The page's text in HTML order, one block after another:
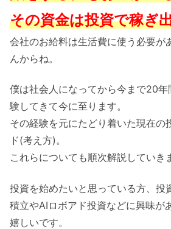
その資金は投資で稼ぎ
会社のお給料は生活費に使う必要が
んからね。
僕は社会人になってから今まで20
験してきて今に至ります。
その経験を元にたどり着いた現在の
ド(考え方)。
これらについても順次解説していき
投資を始めたいと思っている方、投
積立やAIロボアド投資などに興味が
嬉しいです。